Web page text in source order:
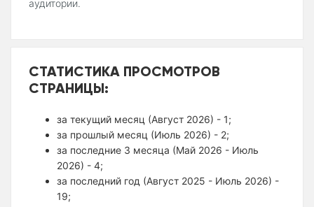
аудитории.
СТАТИСТИКА ПРОСМОТРОВ
СТРАНИЦЫ:
за текущий месяц (Август 2026) - 1;
за прошлый месяц (Июль 2026) - 2;
за последние 3 месяца (Май 2026 - Июль
2026) - 4;
за последний год (Август 2025 - Июль 2026) -
19;